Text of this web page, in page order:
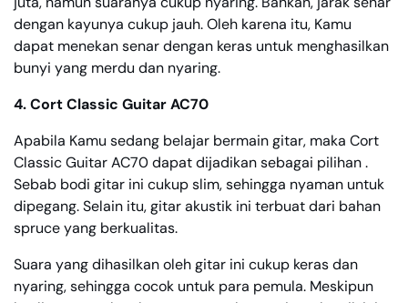
dengan kayunya cukup jauh. Oleh karena itu, Kamu
dapat menekan senar dengan keras untuk menghasilkan
bunyi yang merdu dan nyaring.
4. Cort Classic Guitar AC70
Apabila Kamu sedang belajar bermain gitar, maka Cort
Classic Guitar AC70 dapat dijadikan sebagai pilihan .
Sebab bodi gitar ini cukup slim, sehingga nyaman untuk
dipegang. Selain itu, gitar akustik ini terbuat dari bahan
spruce yang berkualitas.
Suara yang dihasilkan oleh gitar ini cukup keras dan
nyaring, sehingga cocok untuk para pemula. Meskipun